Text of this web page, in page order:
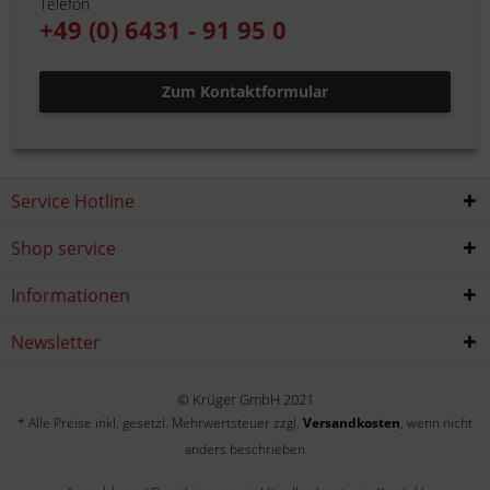
+49 (0) 6431 - 91 95 0
Zum Kontaktformular
Service Hotline
Shop service
Informationen
Newsletter
© Krüger GmbH 2021
* Alle Preise inkl. gesetzl. Mehrwertsteuer zzgl. Versandkosten, wenn nicht
anders beschrieben